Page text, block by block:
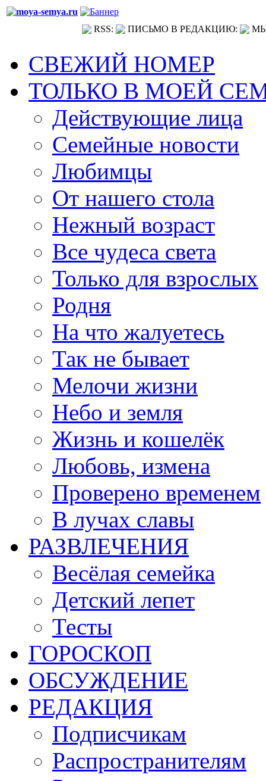
RSS: ПИСЬМО В РЕДАКЦИЮ:
СВЕЖИЙ НОМЕР
ТОЛЬКО В МОЕЙ
Действующие лица
Семейные новости
Любимцы
От нашего стола
Нежный возраст
Все чудеса света
Только для взрослых
Родня
На что жалуетесь
Так не бывает
Мелочи жизни
Небо и земля
Жизнь и кошелёк
Любовь, измена
Проверено временем
В лучах славы
РАЗВЛЕЧЕНИЯ
Весёлая семейка
Детский лепет
Тесты
ГОРОСКОП
ОБСУЖДЕНИЕ
РЕДАКЦИЯ
Подписчикам
Распространителям